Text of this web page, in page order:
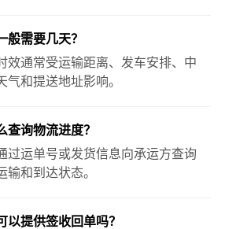
般需要几天？
效通常受运输距离、发车安排、中
气和提送地址影响。
查询物流进度？
过运单号或发货信息向承运方查询
输和到达状态。
以提供签收回单吗？